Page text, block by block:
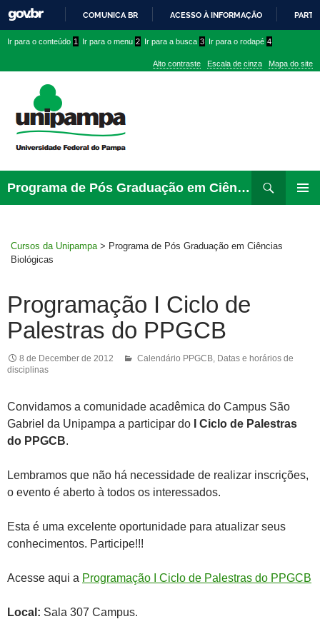
PARA
CONTEÚDO
COMUNICA BR ACESSO À INFORMAÇÃO
conteúdo
menu
superior
menu
Ir para o conteúdo 1 Ir para o menu 2 Ir para a busca 3 Ir para o rodapé 4
Alto contraste Escala de cinza Mapa do site
Programa de Pós Graduação em Ciências Biológicas
para
Cursos da Unipampa > Programa de Pós Graduação em Ciências
Biológicas
Programação I Ciclo de
Palestras do PPGCB
8 de December de 2012 Calendário PPGCB Datas e horários de
disciplinas
Convidamos a comunidade acadêmica do Campus São
Gabriel da Unipampa a participar do I Ciclo de Palestras
do PPGCB.
Lembramos que não há necessidade de realizar inscrições,
o evento é aberto à todos os interessados.
Esta é uma excelente oportunidade para atualizar seus
conhecimentos. Participe!!!
Acesse aqui a Programação I Ciclo de Palestras do PPGCB
Local: Sala 307 Campus.